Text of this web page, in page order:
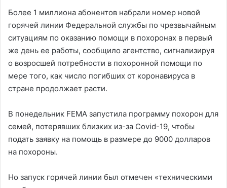
Более 1 миллиона абонентов набрали номер новой
горячей линии Федеральной службы по чрезвычайным
ситуациям по оказанию помощи в похоронах в первый
же день ее работы, сообщило агентство, сигнализируя
о возросшей потребности в похоронной помощи по
мере того, как число погибших от коронавируса в
стране продолжает расти.
В понедельник FEMA запустила программу похорон для
семей, потерявших близких из-за Covid-19, чтобы
подать заявку на помощь в размере до 9000 долларов
на похороны.
Но запуск горячей линии был отмечен «техническими